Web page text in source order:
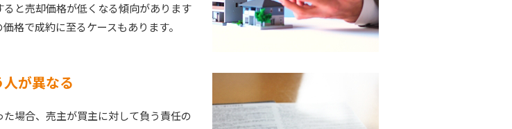
と売却価格が低くなる傾向があります
格で成約に至るケースもあります。
が異なる
場合、売主が買主に対して負う責任の